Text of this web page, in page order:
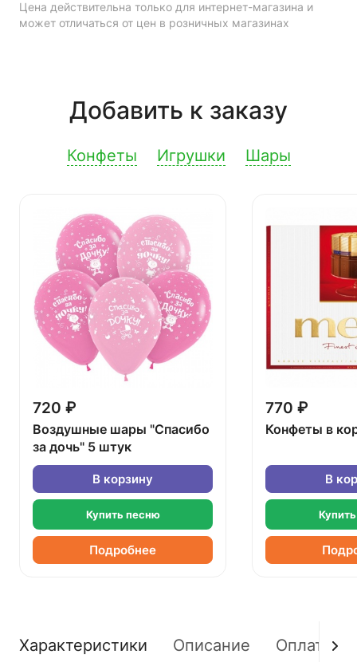
Цена действительна только для интернет-магазина и
может отличаться от цен в розничных магазинах
Добавить к заказу
Конфеты Игрушки Шары
720 ₽
Воздушные шары "Спасибо
за дочь" 5 штук
В корзину
Купить песню
Подробнее
770 ₽
Конфеты в
В
Характеристики Описание Оплата